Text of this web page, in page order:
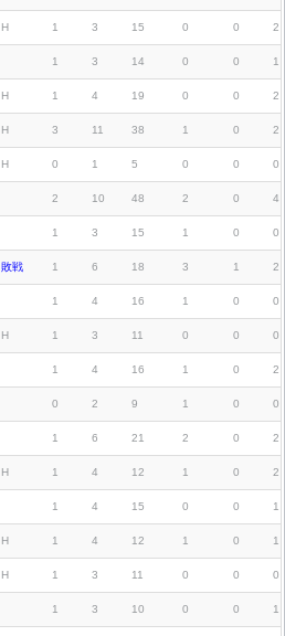
H 1 3 15 0 0 2
1 3 14 0 0 1
H 1 4 19 0 0 2
H 3 11 38 1 0 2
H 0 1 5 0 0 0
2 10 48 2 0 4
1 3 15 1 0 0
敗戦 1 6 18 3 1 2
1 4 16 1 0 0
H 1 3 11 0 0 0
1 4 16 1 0 2
0 2 9 1 0 0
1 6 21 2 0 2
H 1 4 12 1 0 2
1 4 15 0 0 1
H 1 4 12 1 0 1
H 1 3 11 0 0 0
1 3 10 0 0 1